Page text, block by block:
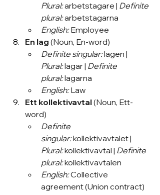
Plural: arbetstagare | Definite
plural: arbetstagarna
English: Employee
En lag (Noun, En-word)
Definite singular: lagen |
Plural: lagar | Definite
plural: lagarna
English: Law
Ett kollektivavtal (Noun, Ett-
word)
Definite
singular: kollektivavtalet |
Plural: kollektivavtal | Definite
plural: kollektivavtalen
English: Collective
agreement (Union contract)